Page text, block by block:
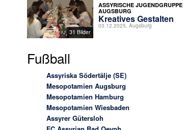
31 Bilder
ASSYRISCHE JUGENDGRUPPE
AUGSBURG
Kreatives Gestalten
03.12.2025, Augsburg
Fußball
Assyriska Södertälje (SE)
Mesopotamien Augsburg
Mesopotamien Hamburg
Mesopotamien Wiesbaden
Assyrer Gütersloh